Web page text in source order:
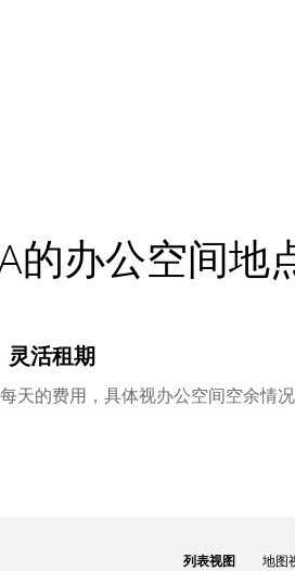
的办公空间地
灵活租期
天的费用，具体视办公空间空余情
列表视图 地图